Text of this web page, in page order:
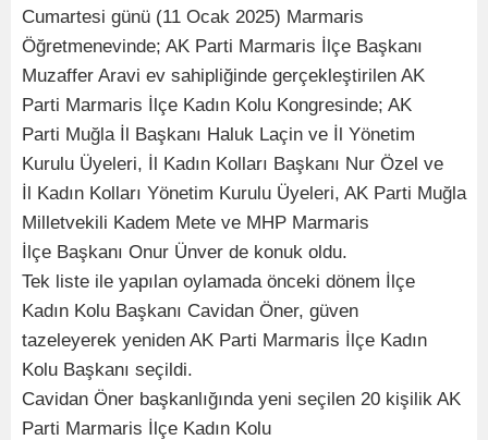
Cumartesi günü (11 Ocak 2025) Marmaris
Öğretmenevinde; AK Parti Marmaris İlçe Başkanı
Muzaffer Aravi ev sahipliğinde gerçekleştirilen AK
Parti Marmaris İlçe Kadın Kolu Kongresinde; AK
Parti Muğla İl Başkanı Haluk Laçin ve İl Yönetim
Kurulu Üyeleri, İl Kadın Kolları Başkanı Nur Özel ve
İl Kadın Kolları Yönetim Kurulu Üyeleri, AK Parti Muğla
Milletvekili Kadem Mete ve MHP Marmaris
İlçe Başkanı Onur Ünver de konuk oldu.
Tek liste ile yapılan oylamada önceki dönem İlçe
Kadın Kolu Başkanı Cavidan Öner, güven
tazeleyerek yeniden AK Parti Marmaris İlçe Kadın
Kolu Başkanı seçildi.
Cavidan Öner başkanlığında yeni seçilen 20 kişilik AK
Parti Marmaris İlçe Kadın Kolu